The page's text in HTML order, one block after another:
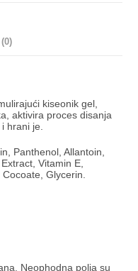
kiseonik gel,
aktivira proces disanja
hrani je.
Panthenol, Allantoin,
Vitamin E,
Glycerin.
Neophodna polja su